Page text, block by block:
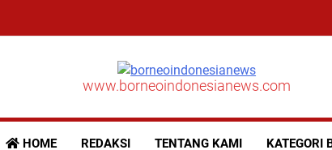
www.borneoindonesianews.com
HOME REDAKSI TENTANG KAMI KATEGORI